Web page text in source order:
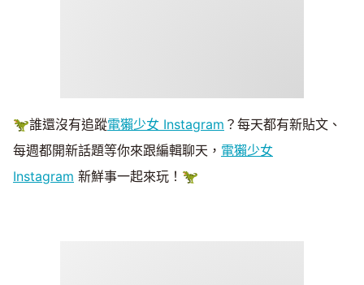
🦖誰還沒有追蹤電獺少女 Instagram ？每天都有新貼文、
每週都開新話題等你來跟編輯聊天， 電獺少女
Instagram 新鮮事一起來玩！🦖